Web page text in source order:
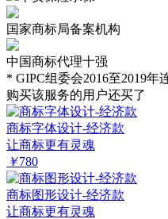
国家商标局备案机构
中国商标代理十强
* GIPC组委会2016至2019年
购买该服务的用户还买了
商标字体设计-经济款
让商标更有灵魂
￥780
商标图形设计-经济款
让商标更有灵魂